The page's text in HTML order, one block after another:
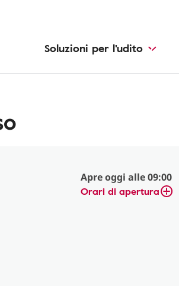
Soluzioni per l'udito
Apre oggi alle 09:00
Orari di apertura